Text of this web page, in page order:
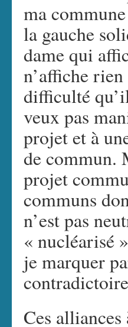
ma
la gauche
dame qui
n’affiche
difficulté
veux pas
projet et à
de commun.
projet
communs
n’est pas
« nucléarisé
je marquer
Ces